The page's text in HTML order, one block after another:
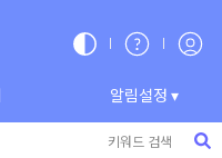
알림설정 ▾